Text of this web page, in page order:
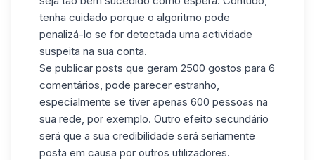
tenha cuidado porque o algoritmo pode
penalizá-lo se for detectada uma actividade
suspeita na sua conta.
Se publicar posts que geram 2500 gostos para 6
comentários, pode parecer estranho,
especialmente se tiver apenas 600 pessoas na
sua rede, por exemplo. Outro efeito secundário
será que a sua credibilidade será seriamente
posta em causa por outros utilizadores.